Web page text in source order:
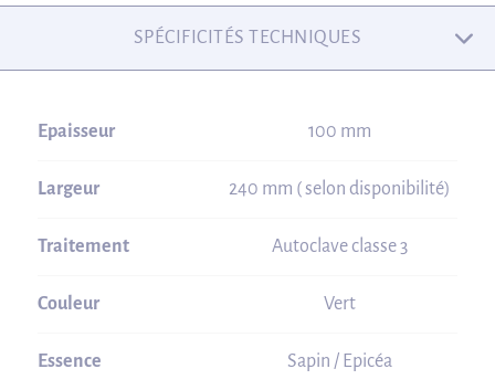
SPÉCIFICITÉS TECHNIQUES
Epaisseur 100 mm
Largeur 240 mm ( selon disponibilité)
Traitement Autoclave classe 3
Couleur Vert
Essence Sapin / Epicéa